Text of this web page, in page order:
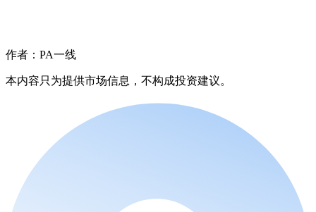
作者：PA一线
本内容只为提供市场信息，不构成投资建议。